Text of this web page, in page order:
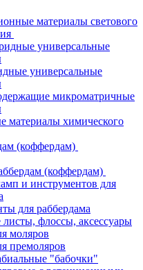
материалы светового
универсальные
универсальные
микроматричные
материалы химического
(коффердам)
(коффердам)
и инструментов для
для раббердама
флоссы, аксессуары
моляров
премоляров
"бабочки"